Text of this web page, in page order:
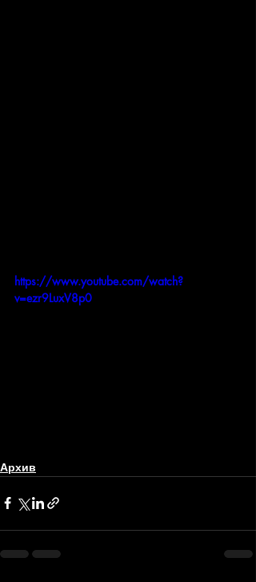
https://www.youtube.com/watch?
v=ezr9LuxV8p0
Архив